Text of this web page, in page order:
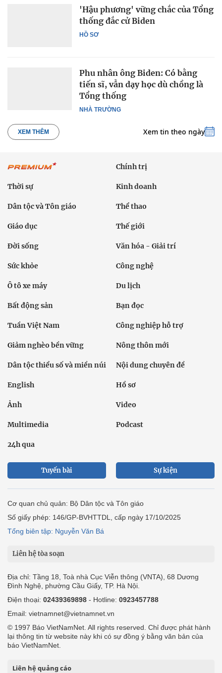
HỒ SƠ
'Hậu phương' vững chắc của Tổng
thống đắc cử Biden
NHÀ TRƯỜNG
Phu nhân ông Biden: Có bằng
tiến sĩ, vẫn dạy học dù chồng là
Tổng thống
XEM THÊM Xem tin theo ngày
Chính trị
Thời sự Kinh doanh
Dân tộc và Tôn giáo Thể thao
Giáo dục Thế giới
Đời sống Văn hóa - Giải trí
Sức khỏe Công nghệ
Ô tô xe máy Du lịch
Bất động sản Bạn đọc
Tuần Việt Nam Công nghiệp hỗ trợ
Giảm nghèo bền vững Nông thôn mới
Dân tộc thiểu số và miền núi Nội dung chuyên đề
English Hồ sơ
Ảnh Video
Multimedia Podcast
24h qua
Tuyến bài Sự kiện
Cơ quan chủ quản: Bộ Dân tộc và Tôn giáo
Số giấy phép: 146/GP-BVHTTDL, cấp ngày 17/10/2025
Tổng biên tập: Nguyễn Văn Bá
Liên hệ tòa soạn
Địa chỉ: Tầng 18, Toà nhà Cục Viễn thông (VNTA), 68 Dương
Đình Nghệ, phường Cầu Giấy, TP. Hà Nội.
Điện thoại: 02439369898 - Hotline: 0923457788
Email: vietnamnet@vietnamnet.vn
© 1997 Báo VietNamNet. All rights reserved. Chỉ được phát hành
lại thông tin từ website này khi có sự đồng ý bằng văn bản của
báo VietNamNet.
Liên hệ quảng cáo